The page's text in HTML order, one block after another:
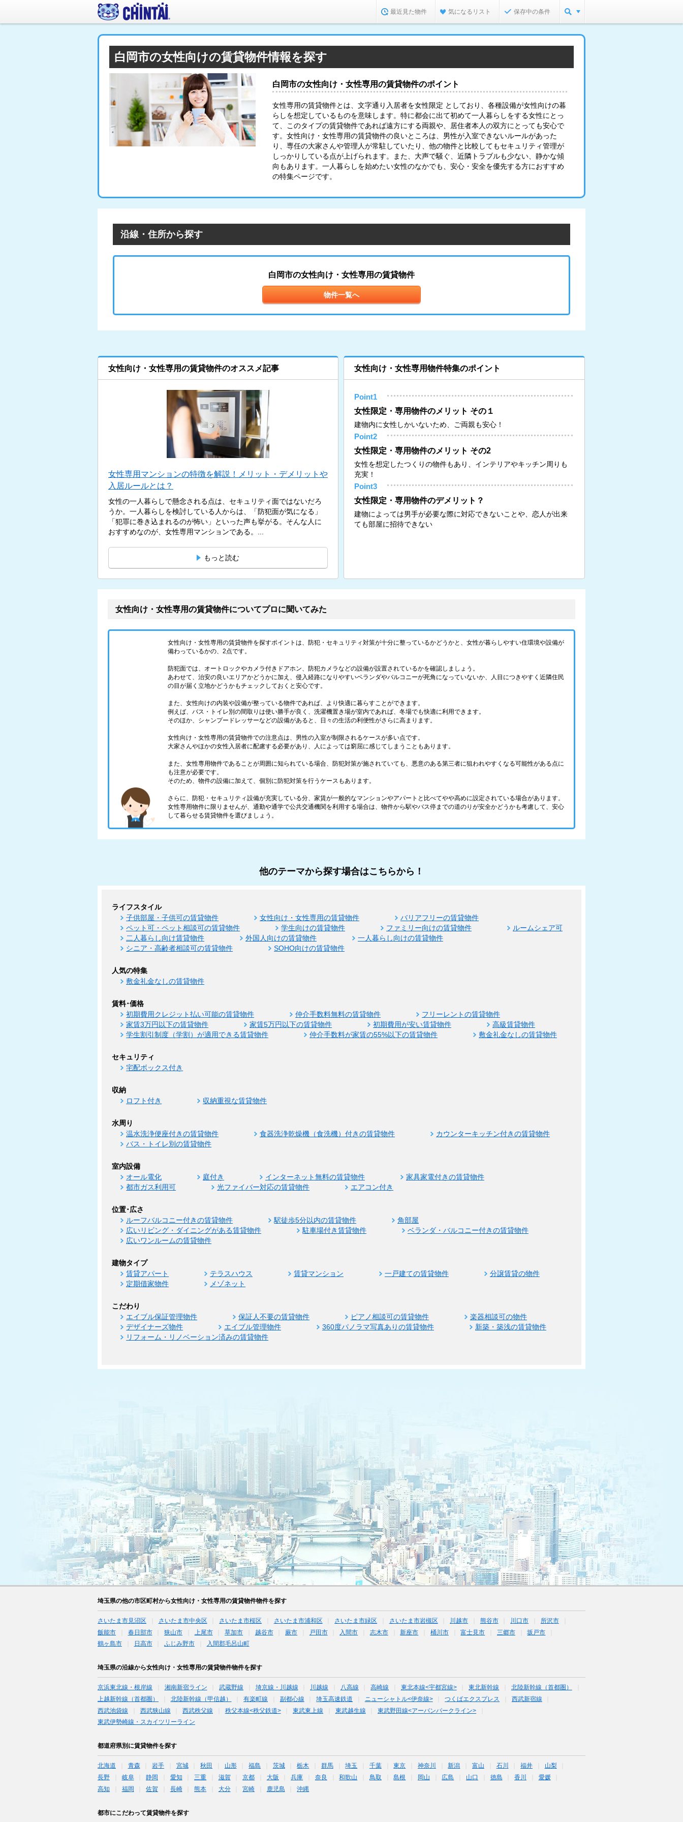
最近見た物件 気になるリスト 保存中の条件
白岡市の女性向けの賃貸物件情報を探す
白岡市の女性向け・女性専用の賃貸物件のポイント
女性専用の賃貸物件とは、文字通り入居者を女性限定 としており、各種設備が女性向けの暮
らしを想定しているものを意味します。特に都会に出て初めて一人暮らしをする女性にとっ
て、このタイプの賃貸物件であれば遠方にする両親や、居住者本人の双方にとっても安心で
す。女性向け・女性専用の賃貸物件の良いところは、男性が入室できないルールがあった
り、専任の大家さんや管理人が常駐していたり、他の物件と比較してもセキュリティ管理が
しっかりしている点が上げられます。また、大声で騒ぐ、近隣トラブルも少ない、静かな傾
向もあります。一人暮らしを始めたい女性のなかでも、安心・安全を優先する方におすすめ
の特集ページです。
沿線・住所から探す
白岡市の女性向け・女性専用の賃貸物件
物件一覧へ
女性向け・女性専用の賃貸物件のオススメ記事
女性専用マンションの特徴を解説！メリット・デメリットや
入居ルールとは？
女性の一人暮らしで懸念される点は、セキュリティ面ではないだろ
うか。一人暮らしを検討している人からは、「防犯面が気になる」
「犯罪に巻き込まれるのが怖い」といった声も挙がる。そんな人に
おすすめなのが、女性専用マンションである。...
もっと読む
女性向け・女性専用物件特集のポイント
Point1
女性限定・専用物件のメリット その１
建物内に女性しかいないため、ご両親も安心！
Point2
女性限定・専用物件のメリット その2
女性を想定したつくりの物件もあり、インテリアやキッチン周りも
充実！
Point3
女性限定・専用物件のデメリット？
建物によっては男手が必要な際に対応できないことや、恋人が出来
ても部屋に招待できない
女性向け・女性専用の賃貸物件についてプロに聞いてみた
女性向け・女性専用の賃貸物件を探すポイントは、防犯・セキュリティ対策が十分に整っているかどうかと、女性が暮らしやすい住環境や設備が
備わっているかの、2点です。
防犯面では、オートロックやカメラ付きドアホン、防犯カメラなどの設備が設置されているかを確認しましょう。
あわせて、治安の良いエリアかどうかに加え、侵入経路になりやすいベランダやバルコニーが死角になっていないか、人目につきやすく近隣住民
の目が届く立地かどうかもチェックしておくと安心です。
また、女性向けの内装や設備が整っている物件であれば、より快適に暮らすことができます。
例えば、バス・トイレ別の間取りは使い勝手が良く、洗濯機置き場が室内であれば、冬場でも快適に利用できます。
そのほか、シャンプードレッサーなどの設備があると、日々の生活の利便性がさらに高まります。
女性向け・女性専用の賃貸物件での注意点は、男性の入室が制限されるケースが多い点です。
大家さんやほかの女性入居者に配慮する必要があり、人によっては窮屈に感じてしまうこともあります。
また、女性専用物件であることが周囲に知られている場合、防犯対策が施されていても、悪意のある第三者に狙われやすくなる可能性がある点に
も注意が必要です。
そのため、物件の設備に加えて、個別に防犯対策を行うケースもあります。
さらに、防犯・セキュリティ設備が充実している分、家賃が一般的なマンションやアパートと比べてやや高めに設定されている場合があります。
女性専用物件に限りませんが、通勤や通学で公共交通機関を利用する場合は、物件から駅やバス停までの道のりが安全かどうかも考慮して、安心
して暮らせる賃貸物件を選びましょう。
他のテーマから探す場合はこちらから！
ライフスタイル
子供部屋・子供可の賃貸物件 女性向け・女性専用の賃貸物件
バリアフリーの賃貸物件
ペット可・ペット相談可の賃貸物件
学生向けの賃貸物件 ファミリー向けの賃貸物件
ルームシェア可
二人暮らし向け賃貸物件
外国人向けの賃貸物件
一人暮らし向けの賃貸物件
シニア・高齢者相談可の賃貸物件
SOHO向けの賃貸物件
人気の特集
敷金礼金なしの賃貸物件
賃料･価格
初期費用クレジット払い可能の賃貸物件 仲介手数料無料の賃貸物件
フリーレントの賃貸物件
家賃3万円以下の賃貸物件
家賃5万円以下の賃貸物件 初期費用が安い賃貸物件
高級賃貸物件
学生割引制度（学割）が適用できる賃貸物件
仲介手数料が家賃の55%以下の賃貸物件 敷金礼金なしの賃貸物件
セキュリティ
宅配ボックス付き
収納
ロフト付き 収納重視な賃貸物件
水周り
温水洗浄便座付きの賃貸物件 食器洗浄乾燥機（食洗機）付きの賃貸物件
カウンターキッチン付きの賃貸物件
バス・トイレ別の賃貸物件
室内設備
オール電化 庭付き インターネット無料の賃貸物件
家具家電付きの賃貸物件
都市ガス利用可
光ファイバー対応の賃貸物件 エアコン付き
位置･広さ
ルーフバルコニー付きの賃貸物件 駅徒歩5分以内の賃貸物件
角部屋
広いリビング・ダイニングがある賃貸物件
駐車場付き賃貸物件
ベランダ・バルコニー付きの賃貸物件
広いワンルームの賃貸物件
建物タイプ
賃貸アパート テラスハウス 賃貸マンション 一戸建ての賃貸物件
分譲賃貸の物件
定期借家物件
メゾネット
こだわり
エイブル保証管理物件 保証人不要の賃貸物件 ピアノ相談可の賃貸物件
楽器相談可の物件
デザイナーズ物件
エイブル管理物件 360度パノラマ写真ありの賃貸物件
新築・築浅の賃貸物件
リフォーム・リノベーション済みの賃貸物件
埼玉県の他の市区町村から女性向け・女性専用の賃貸物件物件を探す
さいたま市見沼区 さいたま市中央区 さいたま市桜区 さいたま市浦和区 さいたま市緑区 さいたま市岩槻区 川越市 熊谷市 川口市
所沢市
飯能市
春日部市 狭山市 上尾市 草加市 越谷市 蕨市 戸田市 入間市 志木市 新座市 桶川市 富士見市 三郷市
坂戸市
鶴ヶ島市
日高市 ふじみ野市 入間郡毛呂山町
埼玉県の沿線から女性向け・女性専用の賃貸物件物件を探す
京浜東北線・根岸線 湘南新宿ライン 武蔵野線 埼京線・川越線 川越線 八高線 高崎線 東北本線<宇都宮線> 東北新幹線
北陸新幹線（首都圏）
上越新幹線（首都圏）
北陸新幹線（甲信越） 有楽町線 副都心線 埼玉高速鉄道 ニューシャトル<伊奈線> つくばエクスプレス
西武新宿線
西武池袋線
西武狭山線 西武秩父線 秩父本線<秩父鉄道> 東武東上線 東武越生線
東武野田線<アーバンパークライン>
東武伊勢崎線・スカイツリーライン
都道府県別に賃貸物件を探す
北海道 青森 岩手 宮城 秋田 山形 福島 茨城 栃木 群馬 埼玉 千葉 東京 神奈川 新潟 富山 石川 福井
山梨
長野
岐阜 静岡 愛知 三重 滋賀 京都 大阪 兵庫 奈良 和歌山 鳥取 島根 岡山 広島 山口 徳島 香川
愛媛
高知
福岡 佐賀 長崎 熊本 大分 宮崎 鹿児島 沖縄
都市にこだわって賃貸物件を探す